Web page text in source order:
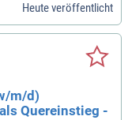
Heute veröffentlicht
m/d)
Quereinstieg -